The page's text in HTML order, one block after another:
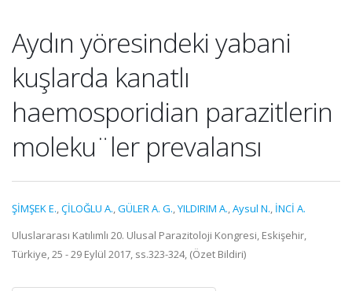
Aydın yöresindeki yabani
kuşlarda kanatlı
haemosporidian parazitlerin
moleku¨ler prevalansı
ŞİMŞEK E.,ÇİLOĞLU A.,GÜLER A. G.,YILDIRIM A.,Aysul N., İNCİ A.
Uluslararası Katılımlı 20. Ulusal Parazitoloji Kongresi, Eskişehir,
Türkiye, 25 - 29 Eylül 2017, ss.323-324, (Özet Bildiri)